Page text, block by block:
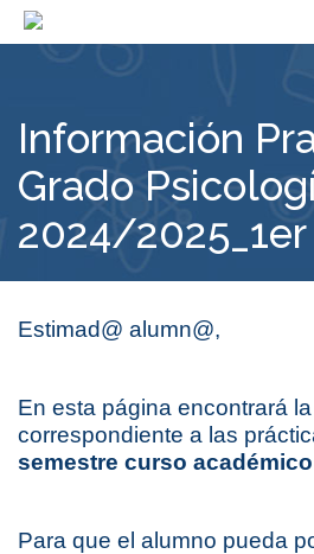
Información
Grado
2024/
Estimad@ alumn@,
En esta página encontrará
correspondiente a las
semestre curso académico
Para que el alumno pueda